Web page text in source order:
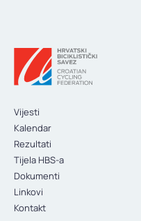
Vijesti
Kalendar
Rezultati
Tijela HBS-a
Dokumenti
Linkovi
Kontakt